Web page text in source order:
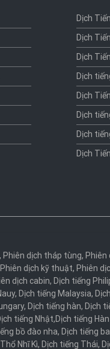
Dịch
Dịch
Dịch
Dịch
Dịch
Dịch
Dịch
Dịch
, Phiên dịch tháp tùng, Phiên
Phiên dịch kỹ thuật, Phiên
dịch cabin, Dịch tiếng
, Dịch tiếng Malaysia,
, Dịch tiếng hàn, Dịch
tiếng Nhật,Dịch tiếng
bồ đào nha, Dịch tiếng
Nhĩ Kì, Dịch tiếng Thái,